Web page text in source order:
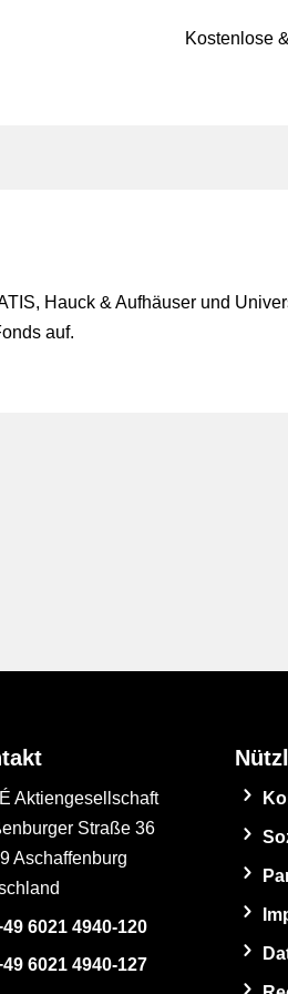
Kostenlose
Hauck & Aufhäuser und
auf.
Aktiengesellschaft
Straße 36
Aschaffenburg
6021 4940-120
6021 4940-127